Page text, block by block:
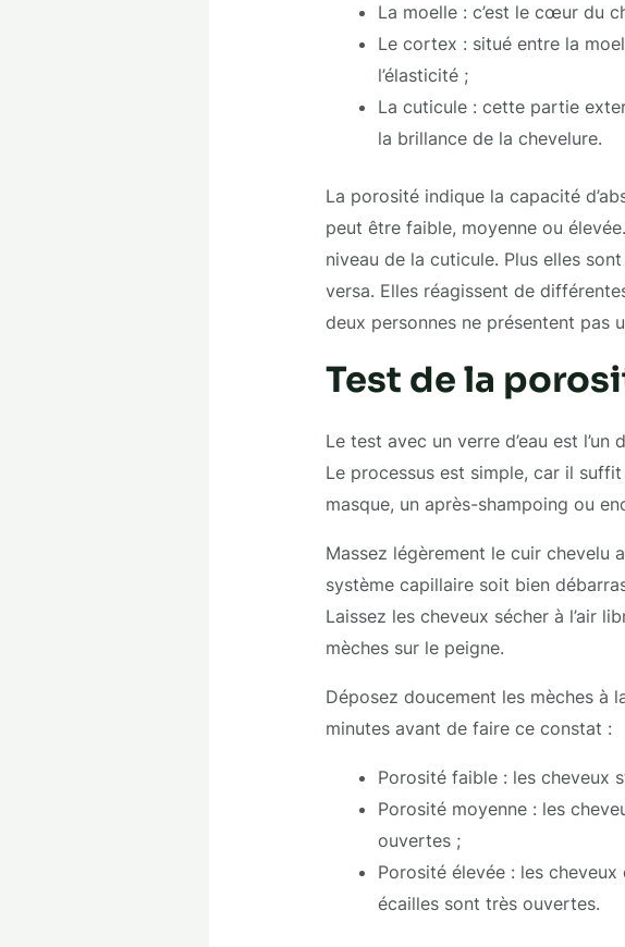
La moelle : c’est le cœur du
Le cortex : situé entre la
l’élasticité ;
La cuticule : cette partie
la brillance de la chevelure.
La porosité indique la capacité
peut être faible, moyenne ou
niveau de la cuticule. Plus elles
versa. Elles réagissent de
deux personnes ne présentent pas
Test de la
Le test avec un verre d’eau est
Le processus est simple, car il
masque, un après-shampoing ou
Massez légèrement le cuir chevelu
système capillaire soit bien
Laissez les cheveux sécher à l’air
mèches sur le peigne.
Déposez doucement les mèches à
minutes avant de faire ce constat :
Porosité faible : les cheveux
Porosité moyenne : les
ouvertes ;
Porosité élevée : les
écailles sont très ouvertes.